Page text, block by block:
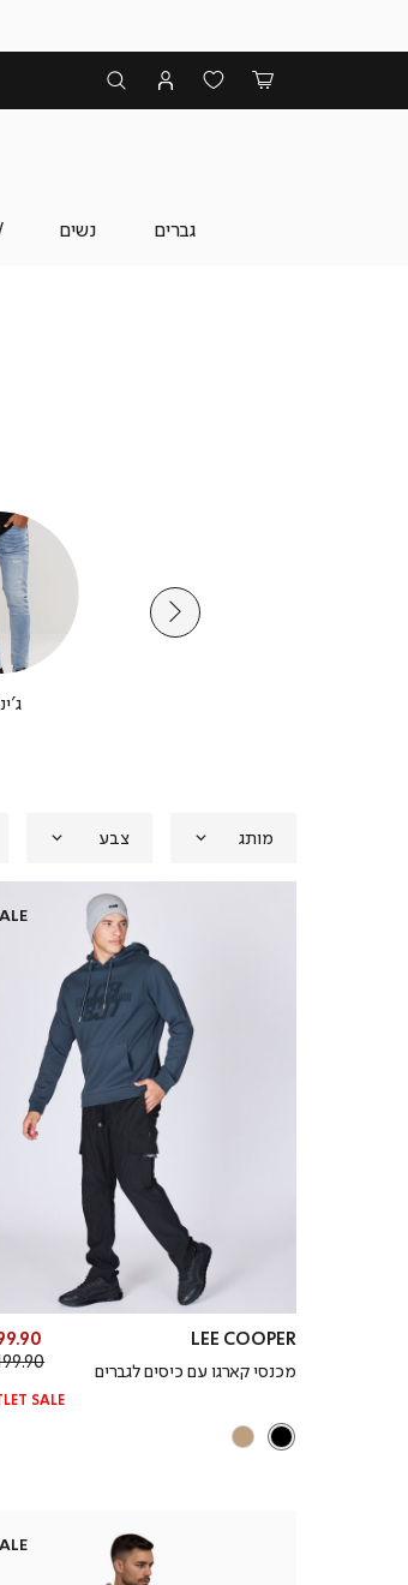
גברים נשים
מותג צבע
LEE COOPER
מכנסי קארגו עם כיסים לגברים
₪
₪
SALE